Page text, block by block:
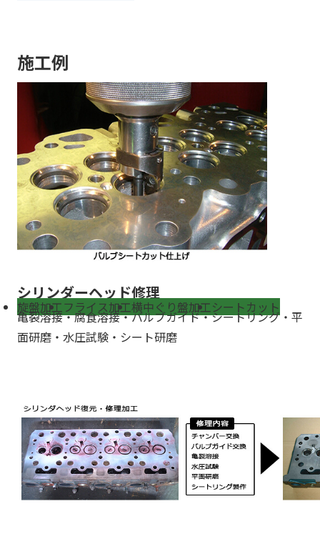
施工例
シリンダーヘッド修理
旋盤加工フライス加工横中ぐり盤加工シートカット
亀裂溶接・腐食溶接・バルブガイド・シートリング・平
面研磨・水圧試験・シート研磨